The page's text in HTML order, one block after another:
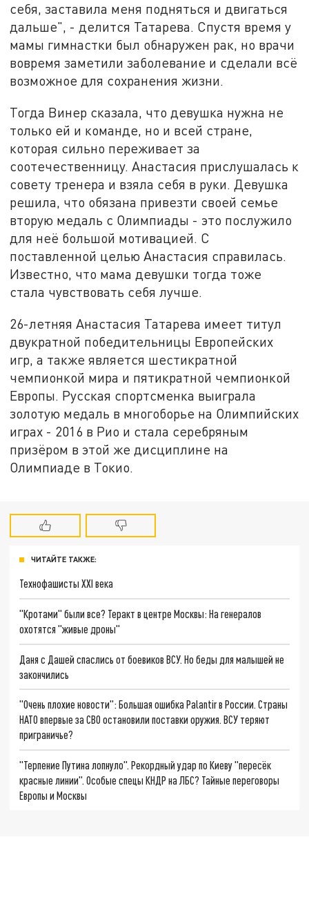
себя, заставила меня подняться и двигаться
дальше", - делится Татарева. Спустя время у
мамы гимнастки был обнаружен рак, но врачи
вовремя заметили заболевание и сделали всё
возможное для сохранения жизни.
Тогда Винер сказала, что девушка нужна не
только ей и команде, но и всей стране,
которая сильно переживает за
соотечественницу. Анастасия прислушалась к
совету тренера и взяла себя в руки. Девушка
решила, что обязана привезти своей семье
вторую медаль с Олимпиады - это послужило
для неё большой мотивацией. С
поставленной целью Анастасия справилась.
Известно, что мама девушки тогда тоже
стала чувствовать себя лучше.
26-летняя Анастасия Татарева имеет титул
двукратной победительницы Европейских
игр, а также является шестикратной
чемпионкой мира и пятикратной чемпионкой
Европы. Русская спортсменка выиграла
золотую медаль в многоборье на Олимпийских
играх - 2016 в Рио и стала серебряным
призёром в этой же дисциплине на
Олимпиаде в Токио.
ЧИТАЙТЕ ТАКЖЕ:
Технофашисты XXI века
"Кротами" были все? Теракт в центре Москвы: На генералов
охотятся "живые дроны"
Даня с Дашей спаслись от боевиков ВСУ. Но беды для малышей не
закончились
"Очень плохие новости": Большая ошибка Palantir в России. Страны
НАТО впервые за СВО остановили поставки оружия. ВСУ теряют
приграничье?
"Терпение Путина лопнуло". Рекордный удар по Киеву "пересёк
красные линии". Особые спецы КНДР на ЛБС? Тайные переговоры
Европы и Москвы